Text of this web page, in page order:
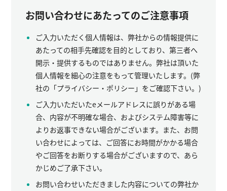
お問い合わせにあたってのご注意事項
ご入力いただく個人情報は、弊社からの情報提供に
あたっての相手先確認を目的としており、第三者へ
開示・提供するものではありません。弊社は頂いた
個人情報を細心の注意をもって管理いたします。(弊
社の「プライバシー・ポリシー」をご確認下さい。)
ご入力いただいたeメールアドレスに誤りがある場
合、内容が不明確な場合、およびシステム障害等に
よりお返事できない場合がございます。また、お問
い合わせによっては、ご回答にお時間がかかる場合
やご回答をお断りする場合がございますので、あら
かじめご了承下さい。
お問い合わせいただきました内容についての弊社か